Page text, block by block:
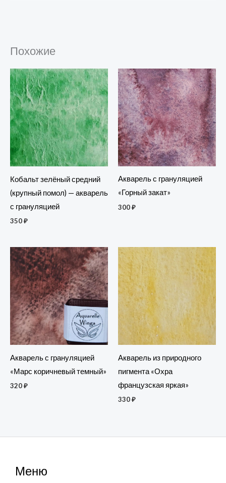
Похожие
Кобальт зелёный средний
(крупный помол) — акварель
с грануляцией
350₽
Акварель с грануляцией
«Горный закат»
300₽
Акварель с грануляцией
«Марс коричневый темный»
320₽
Акварель из природного
пигмента «Охра
французская яркая»
330₽
Меню